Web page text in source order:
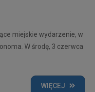
miejskie wydarzenie, w
W środę, 3 czerwca
WIĘCEJ